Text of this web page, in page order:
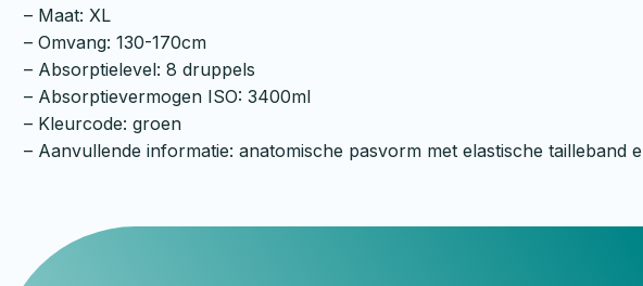
– Maat: XL
– Omvang: 130-170cm
– Absorptielevel: 8 druppels
– Absorptievermogen ISO: 3400ml
– Kleurcode: groen
– Aanvullende informatie: anatomische pasvorm met elastische tailleband